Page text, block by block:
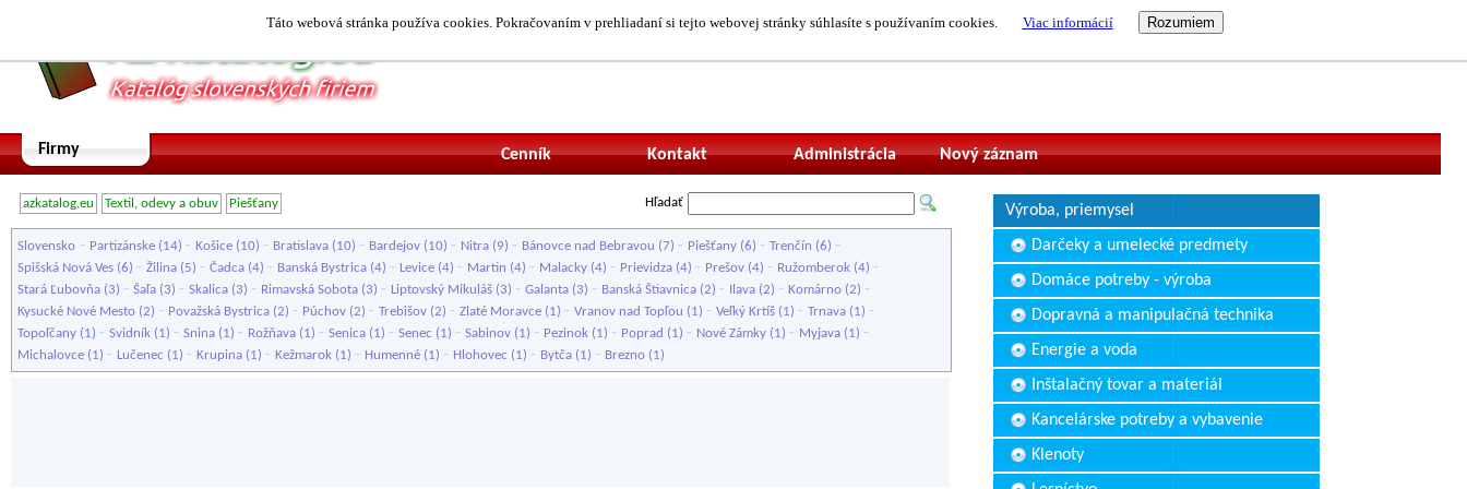
Táto webová stránka používa cookies. Pokračovaním v prehliadaní si tejto webovej stránky súhlasíte s používaním cookies. Viac informácií
Firmy Nový záznam
Administrácia
Kontakt
Cenník
azkatalog.eu Textil, odevy a obuv Piešťany Hľadať
Slovensko - Partizánske (14) - Košice (10) - Bratislava (10) - Bardejov (10) - Nitra (9) - Bánovce nad Bebravou (7) - Piešťany (6) - Trenčín (6) -
Spišská Nová Ves (6) - Žilina (5) - Čadca (4) - Banská Bystrica (4) - Levice (4) - Martin (4) - Malacky (4) - Prievidza (4) - Prešov (4) - Ružomberok (4) -
Stará Ľubovňa (3) - Šaľa (3) - Skalica (3) - Rimavská Sobota (3) - Liptovský Mikuláš (3) - Galanta (3) - Banská Štiavnica (2) - Ilava (2) - Komárno (2) -
Kysucké Nové Mesto (2) - Považská Bystrica (2) - Púchov (2) - Trebišov (2) - Zlaté Moravce (1) - Vranov nad Topľou (1) - Veľký Krtíš (1) - Trnava (1) -
Topoľčany (1) - Svidník (1) - Snina (1) - Rožňava (1) - Senica (1) - Senec (1) - Sabinov (1) - Pezinok (1) - Poprad (1) - Nové Zámky (1) - Myjava (1) -
Michalovce (1) - Lučenec (1) - Krupina (1) - Kežmarok (1) - Humenné (1) - Hlohovec (1) - Bytča (1) - Brezno (1)
Výroba, priemysel
Darčeky a umelecké predmety
Domáce potreby - výroba
Dopravná a manipulačná technika
Energie a voda
Inštalačný tovar a materiál
Kancelárske potreby a vybavenie
Klenoty